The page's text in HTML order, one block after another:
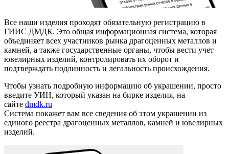
Все наши изделия проходят обязательную регистрацию в
ГИИС ДМДК. Это общая информационная система, которая
объединяет всех участников рынка драгоценных металлов и
камней, а также государственные органы, чтобы вести учет
ювелирных изделий, контролировать их оборот и
подтверждать подлинность и легальность происхождения.
Чтобы узнать подробную информацию об украшении, просто
введите УИН, который указан на бирке изделия, на
сайте dmdk.ru
Система покажет вам все сведения об этом украшении из
единого реестра драгоценных металлов, камней и ювелирных
изделий.